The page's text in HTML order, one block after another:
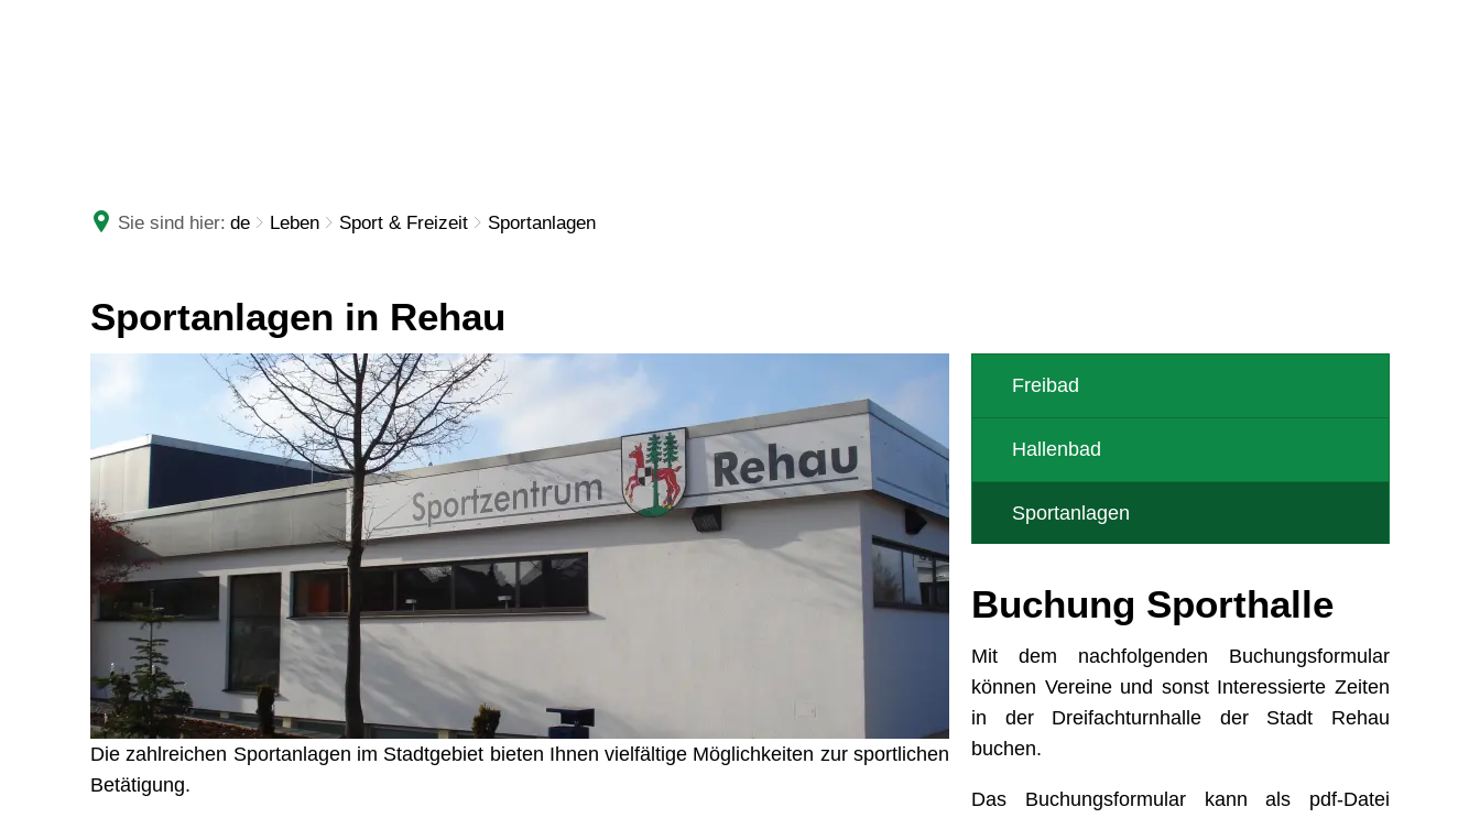
Sie sind hier: de Leben Sport & Freizeit Sportanlagen
Sportanlagen in Rehau
Die zahlreichen Sportanlagen im Stadtgebiet bieten Ihnen vielfältige Möglichkeiten zur sportlichen
Betätigung.
Freibad
Hallenbad
Sportanlagen
Buchung Sporthalle
Mit dem nachfolgenden Buchungsformular
können Vereine und sonst Interessierte Zeiten
in der Dreifachturnhalle der Stadt Rehau
buchen.
Das Buchungsformular kann als pdf-Datei